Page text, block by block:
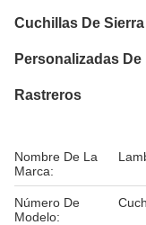
Cuchillas De
Personalizadas
Rastreros
Nombre De La
Marca:
Número De
Modelo: